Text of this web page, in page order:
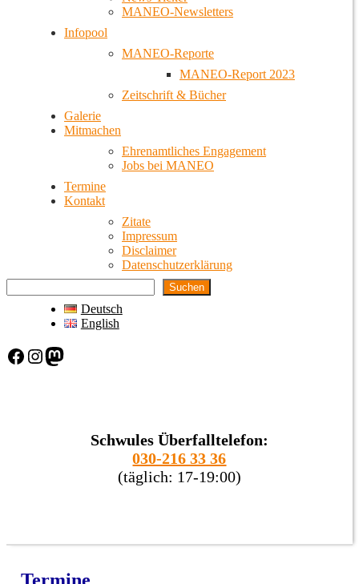
MANEO-Newsletters
Infopool
MANEO-Reporte
MANEO-Report 2023
Zeitschrift & Bücher
Galerie
Mitmachen
Ehrenamtliches Engagement
Jobs bei MANEO
Termine
Kontakt
Zitate
Impressum
Disclaimer
Datenschutzerklärung
Suchen
Deutsch
English
Facebook Instagram Mastodon
Schwules Überfalltelefon:
030-216 33 36
(täglich: 17-19:00)